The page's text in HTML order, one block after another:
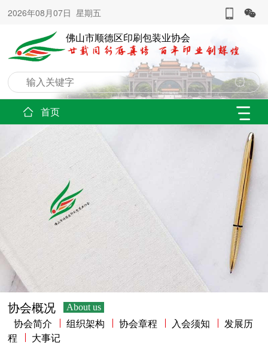
2026年08月07日 星期五
佛山市顺德区印刷包装业协会
首页
协会概况 About us
协会简介 组织架构 协会章程 入会须知
发展历
程
大事记